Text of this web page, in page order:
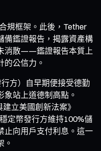
規框架。此後，Tether
備鑑證報告，揭露資產構
消散——鑑證報告本質上
的公信力。
方）自早期便接受德勤
站上道德制高點。
立美國創新法案》
定幣發行方維持100%儲
止向用戶支付利息。這一
。